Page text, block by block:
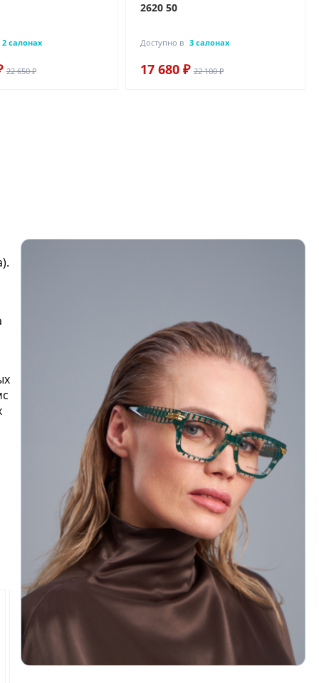
2 салонах
22 650 ₽
2620 50
Доступно в 3 салонах
17 680 ₽ 22 100 ₽
-20%
-20%
Новинка
Новинка